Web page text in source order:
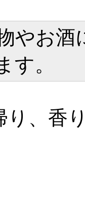
やお
す。
り、香